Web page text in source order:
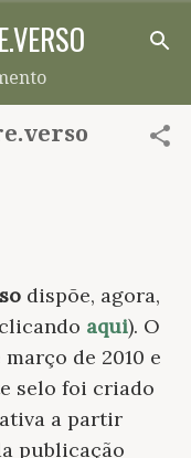
principal
dispõe, agora,
aqui). O
de 2010 e
selo foi criado
a partir
publicação